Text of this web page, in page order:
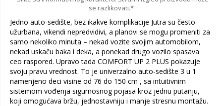
se razlikovati.*
Jedno auto-sedište, bez ikakve komplikacije Jutra su često
užurbana, vikendi nepredvidivi, a planovi se mogu promeniti za
samo nekoliko minuta – nekad vozite svojim automobilom,
nekad uskaču baka i deka, a ponekad drugo vozilo spasava
ceo raspored. Upravo tada COMFORT UP 2 PLUS pokazuje
svoju pravu vrednost. To je univerzalno auto-sedište 3 u 1
namenjeno deci visine od 76 do 150 cm , sa intuitivnim
sistemom vođenja sigurnosnog pojasa kroz jednu putanju,
koji omogućava bržu, jednostavniju i manje stresnu montažu.